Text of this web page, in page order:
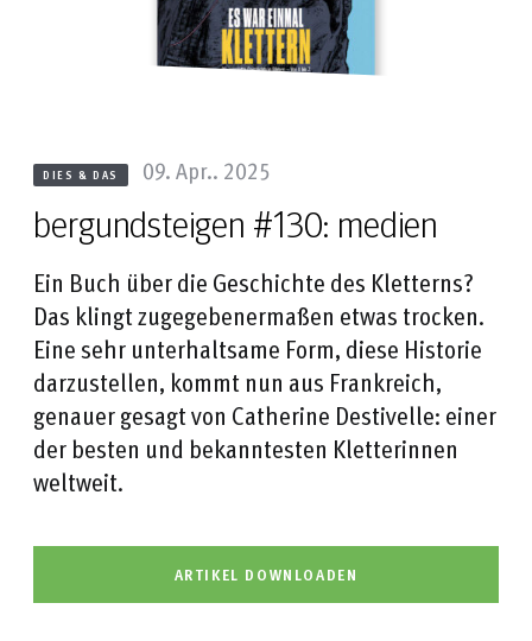
bergundsteigen #130: medien
DIES & DAS 09. Apr.. 2025
Ein Buch über die Geschichte des Kletterns?
Das klingt zugegebenermaßen etwas trocken.
Eine sehr unterhaltsame Form, diese Historie
darzustellen, kommt nun aus Frankreich,
genauer gesagt von Catherine Destivelle: einer
der besten und bekanntesten Kletterinnen
weltweit.
ARTIKEL DOWNLOADEN